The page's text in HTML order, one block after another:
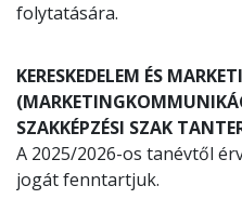
folytatására.
KERESKEDELEM ÉS
SZAKKÉPZÉSI SZAK
A 2025/2026-os tanévtől
jogát fenntartjuk.